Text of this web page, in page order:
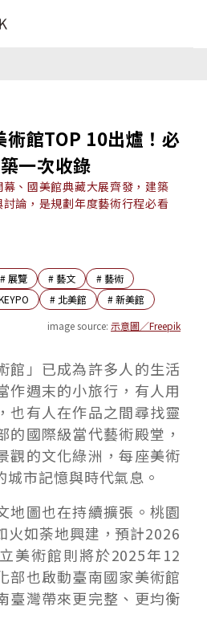
館TOP 10出爐！必
一次收錄
、國美館典藏大展齊發，建築
論，是規劃年度藝術行程必看
# 展覽 #藝文 #藝術
# 北美館 #新美館
image source: 示意圖／Freepik
館」已成為許多人的生活
作週末的小旅行，有人用
也有人在作品之間尋找靈
的國際級當代藝術殿堂，
觀的文化綠洲，每座美術
市記憶與時代氣息。
地圖也在持續擴張。桃園
火如荼地興建，預計2026
美術館則將於2025年12
部也啟動臺南國家美術館
臺灣帶來更完整、更均衡